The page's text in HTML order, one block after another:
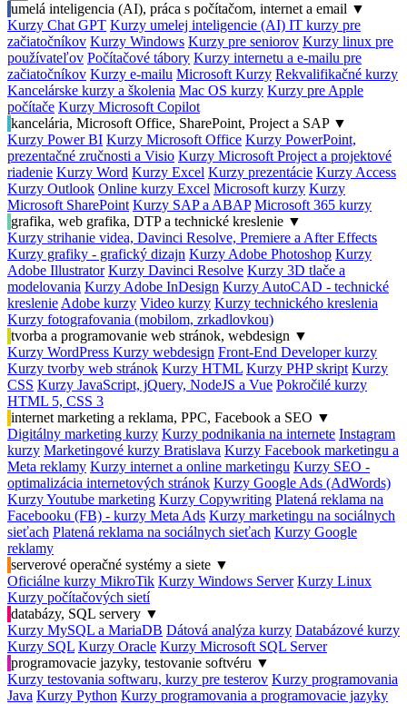
umelá inteligencia (AI), práca s počítačom, internet a email ▼
Kurzy Chat GPT Kurzy umelej inteligencie (AI) IT kurzy pre
začiatočníkov Kurzy Windows Kurzy pre seniorov Kurzy linux pre
používateľov Počítačové tábory Kurzy internetu a e-mailu pre
začiatočníkov Kurzy e-mailu Microsoft Kurzy Rekvalifikačné kurzy
Kancelárske kurzy a školenia Mac OS kurzy Kurzy pre Apple
počítače Kurzy Microsoft Copilot
kancelária, Microsoft Office, SharePoint, Project a SAP ▼
Kurzy Power BI Kurzy Microsoft Office Kurzy PowerPoint,
prezentačné zručnosti a Visio Kurzy Microsoft Project a projektové
riadenie Kurzy Word Kurzy Excel Kurzy prezentácie Kurzy Access
Kurzy Outlook Online kurzy Excel Microsoft kurzy Kurzy
Microsoft SharePoint Kurzy SAP a ABAP Microsoft 365 kurzy
grafika, web grafika, DTP a technické kreslenie ▼
Kurzy strihanie videa, Davinci Resolve, Premiere a After Effects
Kurzy grafiky - grafický dizajn Kurzy Adobe Photoshop Kurzy
Adobe Illustrator Kurzy Davinci Resolve Kurzy 3D tlače a
modelovania Kurzy Adobe InDesign Kurzy AutoCAD - technické
kreslenie Adobe kurzy Video kurzy Kurzy technického kreslenia
Kurzy fotografovania (mobilom, zrkadlovkou)
tvorba a programovanie web stránok, webdesign ▼
Kurzy WordPress Kurzy webdesign Front-End Developer kurzy
Kurzy tvorby web stránok Kurzy HTML Kurzy PHP skript Kurzy
CSS Kurzy JavaScript, jQuery, NodeJS a Vue Pokročilé kurzy
HTML 5, CSS 3
internet marketing a reklama, PPC, Facebook a SEO ▼
Digitálny marketing kurzy Kurzy podnikania na internete Instagram
kurzy Marketingové kurzy Bratislava Kurzy Facebook marketingu a
Meta reklamy Kurzy internet a online marketingu Kurzy SEO -
optimalizácia internetových stránok Kurzy Google Ads (AdWords)
Kurzy Youtube marketing Kurzy Copywriting Platená reklama na
Facebooku (FB) - kurzy Meta Ads Kurzy marketingu na sociálnych
sieťach Platená reklama na sociálnych sieťach Kurzy Google
reklamy
serverové operačné systémy a siete ▼
Oficiálne kurzy MikroTik Kurzy Windows Server Kurzy Linux
Kurzy počítačových sietí
databázy, SQL servery ▼
Kurzy MySQL a MariaDB Dátová analýza kurzy Databázové kurzy
Kurzy SQL Kurzy Oracle Kurzy Microsoft SQL Server
programovacie jazyky, testovanie softvéru ▼
Kurzy testovania softwaru, kurzy pre testerov Kurzy programovania
Java Kurzy Python Kurzy programovania a programovacie jazyky